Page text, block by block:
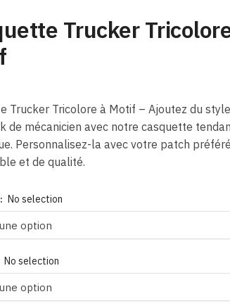
Trucker
Trucker Tricolore à Motif – Ajoutez du
de mécanicien avec notre casquette
Personnalisez-la avec votre patch
et de qualité.
: No selection
No selection